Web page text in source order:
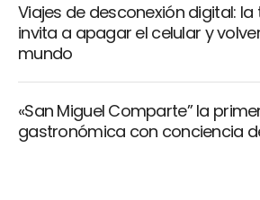
Viajes de desconexión digital:
invita a apagar el celular y
mundo
«San Miguel Comparte” la
gastronómica con conciencia